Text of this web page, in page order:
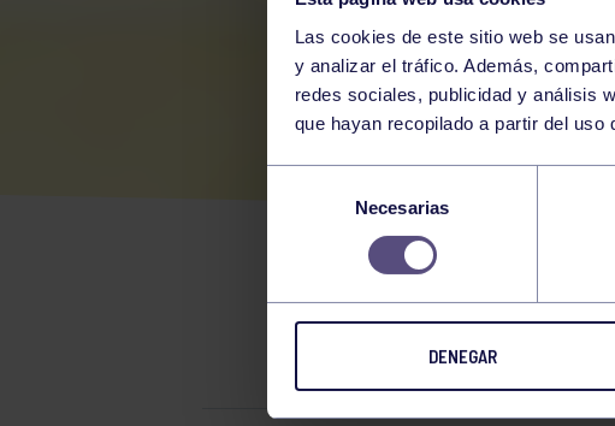
Las cookies de este sitio web se
y analizar el tráfico. Además,
redes sociales, publicidad y análisis
que hayan recopilado a partir del
consentimiento
Necesarias
DENEGAR
TIRO
EXCELENTES
NACIONAL DE